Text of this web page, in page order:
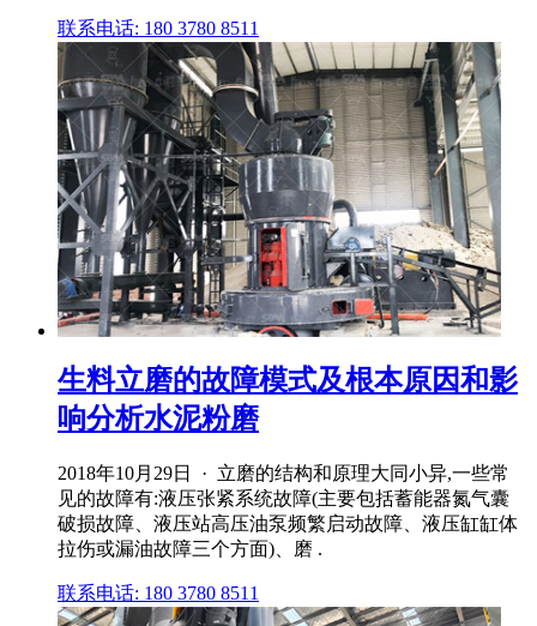
联系电话: 180 3780 8511
生料立磨的故障模式及根本原因和影
响分析水泥粉磨
2018年10月29日 · 立磨的结构和原理大同小异,一些常
见的故障有:液压张紧系统故障(主要包括蓄能器氮气囊
破损故障、液压站高压油泵频繁启动故障、液压缸缸体
拉伤或漏油故障三个方面)、磨 .
联系电话: 180 3780 8511